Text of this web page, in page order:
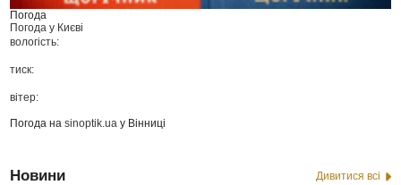
Погода
Погода у Києві
вологість:
тиск:
вітер:
Погода наsinoptik.ua у Вінниці
Новини Дивитися всі